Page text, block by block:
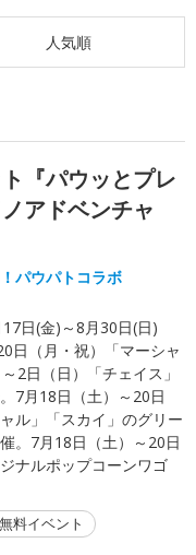
人気順
『パウッとプレ
アドベンチャ
パウパトコラボ
日(金)～8月30日(日)
日（月・祝）「マーシャ
2日（日）「チェイス」
7月18日（土）～20日
ル」「スカイ」のグリー
。7月18日（土）～20日
ナルポップコーンワゴ
無料イベント